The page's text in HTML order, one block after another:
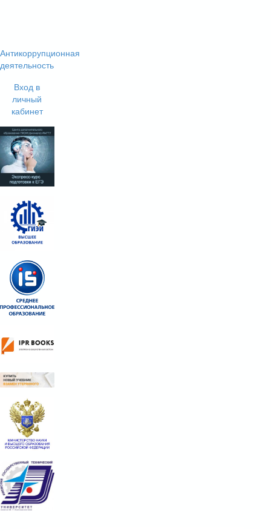
Антикоррупционная
деятельность
Вход в
личный
кабинет